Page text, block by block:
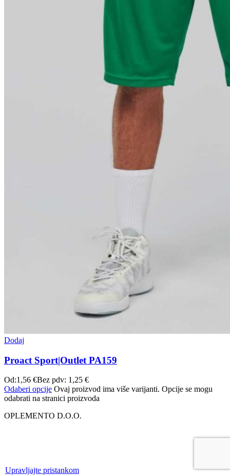
Dodaj
Proact Sport|Outlet PA159
Od:1,56 €Bez pdv: 1,25 €
Odaberi opcije Ovaj proizvod ima više varijanti. Opcije se mogu
odabrati na stranici proizvoda
OPLEMENTO D.O.O.
Upravljajte pristankom